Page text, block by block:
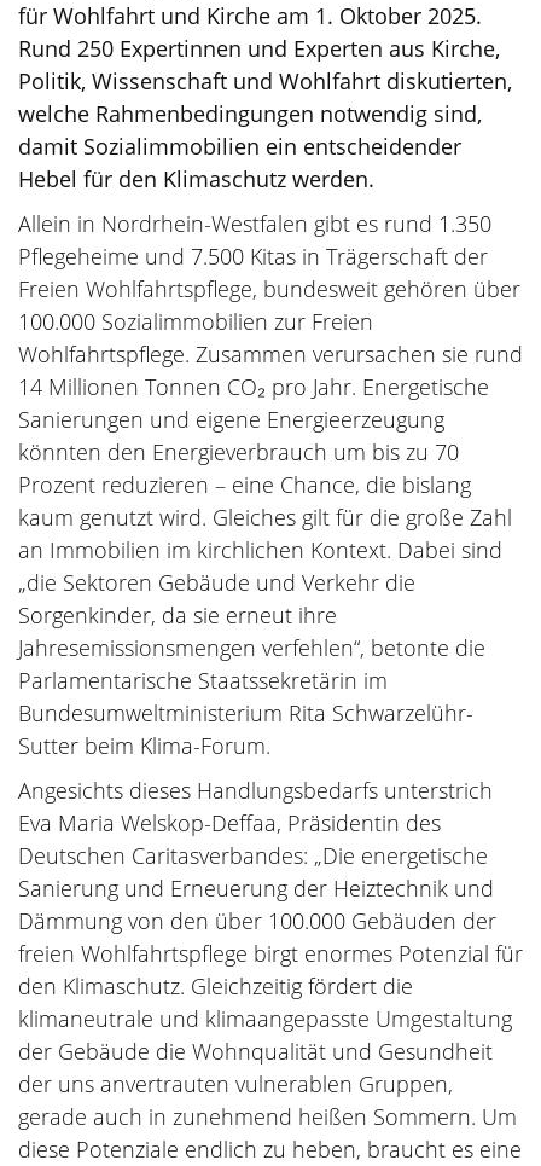
für Wohlfahrt und Kirche am 1. Oktober 2025.
Rund 250 Expertinnen und Experten aus Kirche,
Politik, Wissenschaft und Wohlfahrt diskutierten,
welche Rahmenbedingungen notwendig sind,
damit Sozialimmobilien ein entscheidender
Hebel für den Klimaschutz werden.
Allein in Nordrhein-Westfalen gibt es rund 1.350
Pflegeheime und 7.500 Kitas in Trägerschaft der
Freien Wohlfahrtspflege, bundesweit gehören über
100.000 Sozialimmobilien zur Freien
Wohlfahrtspflege. Zusammen verursachen sie rund
14 Millionen Tonnen CO₂ pro Jahr. Energetische
Sanierungen und eigene Energieerzeugung
könnten den Energieverbrauch um bis zu 70
Prozent reduzieren – eine Chance, die bislang
kaum genutzt wird. Gleiches gilt für die große Zahl
an Immobilien im kirchlichen Kontext. Dabei sind
„die Sektoren Gebäude und Verkehr die
Sorgenkinder, da sie erneut ihre
Jahresemissionsmengen verfehlen“, betonte die
Parlamentarische Staatssekretärin im
Bundesumweltministerium Rita Schwarzelühr-
Sutter beim Klima-Forum.
Angesichts dieses Handlungsbedarfs unterstrich
Eva Maria Welskop-Deffaa, Präsidentin des
Deutschen Caritasverbandes: „Die energetische
Sanierung und Erneuerung der Heiztechnik und
Dämmung von den über 100.000 Gebäuden der
freien Wohlfahrtspflege birgt enormes Potenzial für
den Klimaschutz. Gleichzeitig fördert die
klimaneutrale und klimaangepasste Umgestaltung
der Gebäude die Wohnqualität und Gesundheit
der uns anvertrauten vulnerablen Gruppen,
gerade auch in zunehmend heißen Sommern. Um
diese Potenziale endlich zu heben, braucht es eine